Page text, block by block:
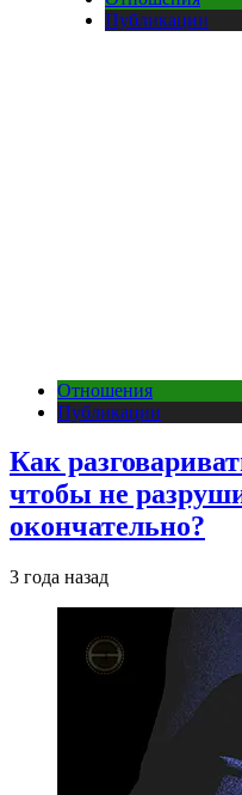
Публикации
Отношения
Публикации
Как
чтобы не
окончательно?
3 года назад